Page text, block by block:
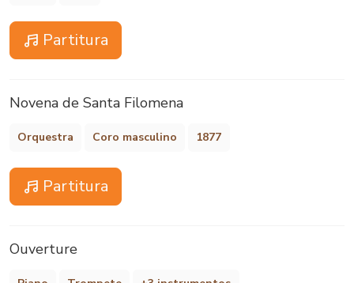
Partitura
Novena de Santa Filomena
Orquestra Coro masculino 1877
Partitura
Ouverture